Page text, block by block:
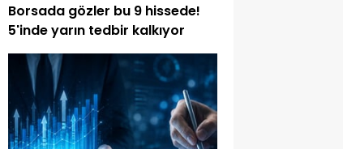
Borsada gözler bu 9 hissede!
5'inde yarın tedbir kalkıyor